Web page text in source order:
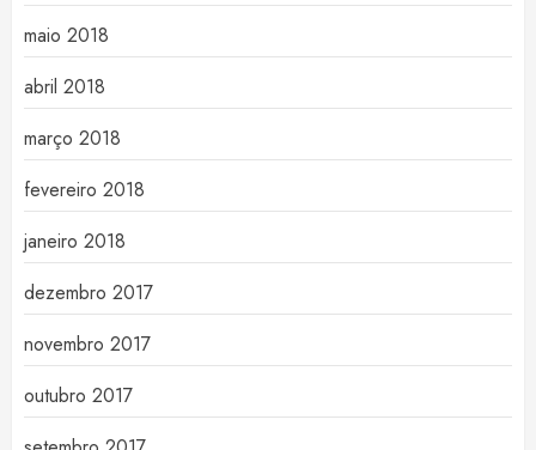
maio 2018
abril 2018
março 2018
fevereiro 2018
janeiro 2018
dezembro 2017
novembro 2017
outubro 2017